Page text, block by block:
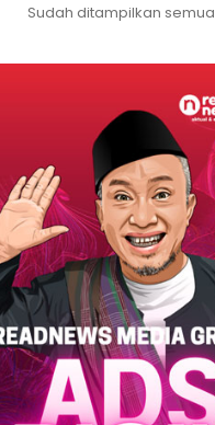
Sudah ditampilkan semua